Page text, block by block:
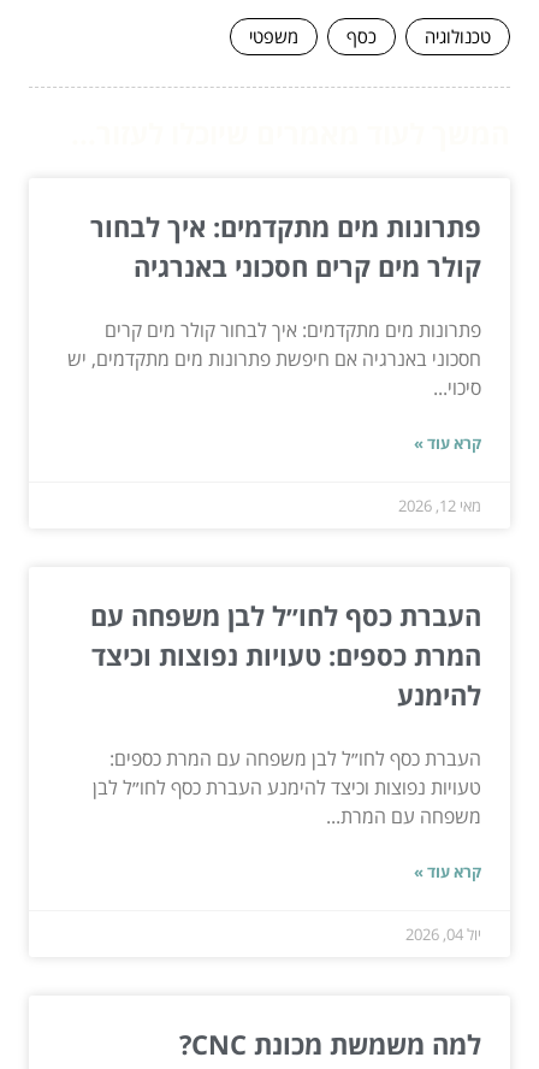
טכנולוגיה כסף משפטי
פתרונות מים מתקדמים: איך לבחור
קולר מים קרים חסכוני באנרגיה
פתרונות מים מתקדמים: איך לבחור קולר מים קרים
חסכוני באנרגיה אם חיפשת פתרונות מים מתקדמים, יש
סיכוי...
קרא עוד »
מאי 12, 2026
העברת כסף לחו״ל לבן משפחה עם
המרת כספים: טעויות נפוצות וכיצד
להימנע
העברת כסף לחו״ל לבן משפחה עם המרת כספים:
טעויות נפוצות וכיצד להימנע העברת כסף לחו״ל לבן
משפחה עם המרת...
קרא עוד »
יול 04, 2026
למה משמשת מכונת CNC?